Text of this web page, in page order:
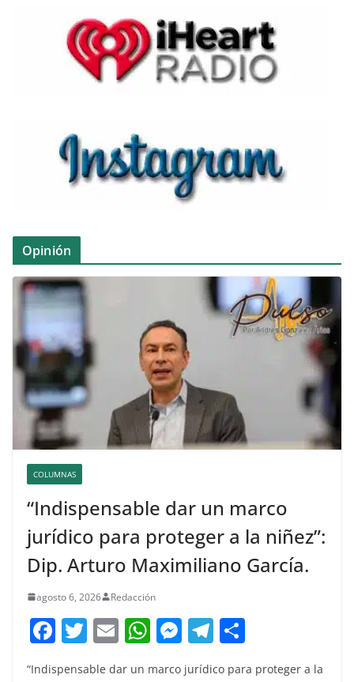
Opinión
COLUMNAS
“Indispensable dar un marco
jurídico para proteger a la niñez”:
Dip. Arturo Maximiliano García.
agosto 6, 2026 Redacción
F T
w
E W M
e
T
“Indispensable dar un marco jurídico para proteger a la